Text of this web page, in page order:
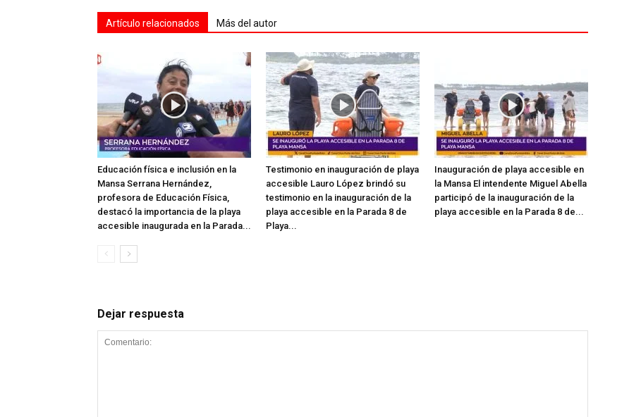
Artículo relacionados Más del autor
Educación física e inclusión en la
Mansa Serrana Hernández,
profesora de Educación Física,
destacó la importancia de la playa
accesible inaugurada en la Parada...
Testimonio en inauguración de playa
accesible Lauro López brindó su
testimonio en la inauguración de la
playa accesible en la Parada 8 de
Playa...
Inauguración de playa accesible en
la Mansa El intendente Miguel Abella
participó de la inauguración de la
playa accesible en la Parada 8 de...
Dejar respuesta